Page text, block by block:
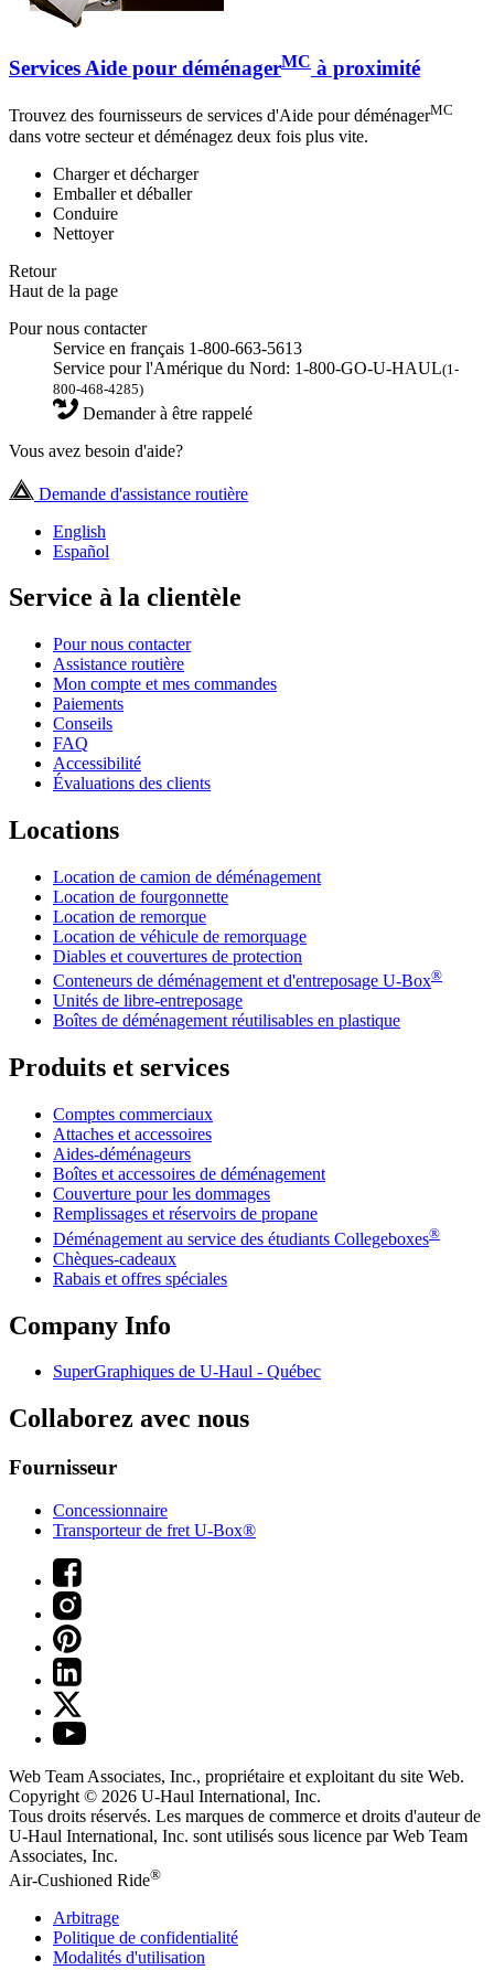
Services Aide pour déménagerMC à proximité
Trouvez des fournisseurs de services d'Aide pour déménagerMC
dans votre secteur et déménagez deux fois plus vite.
Charger et décharger
Emballer et déballer
Conduire
Nettoyer
Retour
Haut de la page
Pour nous contacter
Service en français 1-800-663-5613
Service pour l'Amérique du Nord: 1-800-GO-U-HAUL(1-
800-468-4285)
Demander à être rappelé
Vous avez besoin d'aide?
Demande d'assistance routière
English
Español
Service à la clientèle
Pour nous contacter
Assistance routière
Mon compte et mes commandes
Paiements
Conseils
FAQ
Accessibilité
Évaluations des clients
Locations
Location de camion de déménagement
Location de fourgonnette
Location de remorque
Location de véhicule de remorquage
Diables et couvertures de protection
Conteneurs de déménagement et d'entreposage U-Box®
Unités de libre-entreposage
Boîtes de déménagement réutilisables en plastique
Produits et services
Comptes commerciaux
Attaches et accessoires
Aides-déménageurs
Boîtes et accessoires de déménagement
Couverture pour les dommages
Remplissages et réservoirs de propane
Déménagement au service des étudiants Collegeboxes®
Chèques-cadeaux
Rabais et offres spéciales
Company Info
SuperGraphiques de U-Haul - Québec
Collaborez avec nous
Fournisseur
Concessionnaire
Transporteur de fret U-Box®
Web Team Associates, Inc., propriétaire et exploitant du site Web.
Copyright © 2026 U-Haul International, Inc.
Tous droits réservés. Les marques de commerce et droits d'auteur de
U-Haul International, Inc. sont utilisés sous licence par Web Team
Associates, Inc.
Air-Cushioned Ride®
Arbitrage
Politique de confidentialité
Modalités d'utilisation